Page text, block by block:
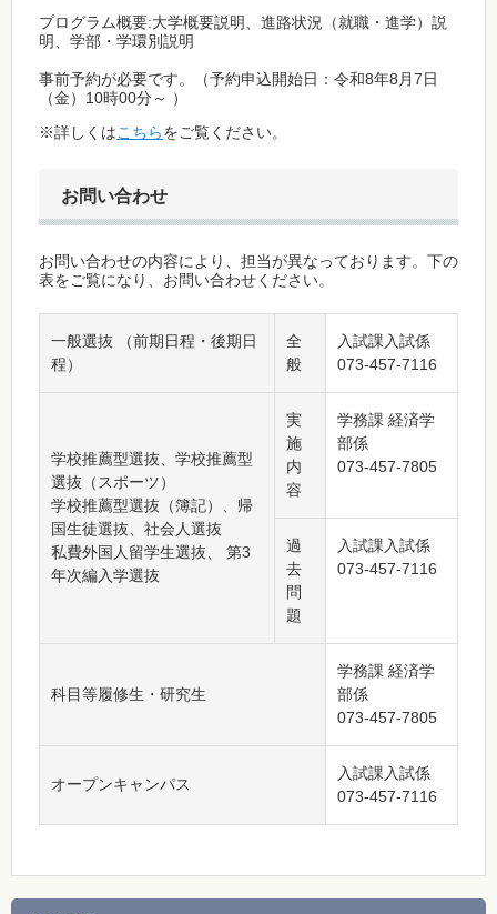
プログラム概要:大学概要説明、進路状況（就職・進学）説
明、学部・学環別説明
事前予約が必要です。（予約申込開始日：令和8年8月7日
（金）10時00分～ ）
※詳しくはこちらをご覧ください。
お問い合わせ
お問い合わせの内容により、担当が異なっております。下の
表をご覧になり、お問い合わせください。
一般選抜 （前期日程・後期日
程）
全
般
入試課入試係
073-457-7116
学校推薦型選抜、学校推薦型
選抜（スポーツ）
学校推薦型選抜（簿記）、帰
国生徒選抜、社会人選抜
私費外国人留学生選抜、 第3
年次編入学選抜
実
施
内
容
学務課 経済学
部係
073-457-7805
過
去
問
題
入試課入試係
073-457-7116
科目等履修生・研究生
学務課 経済学
部係
073-457-7805
オープンキャンパス
入試課入試係
073-457-7116